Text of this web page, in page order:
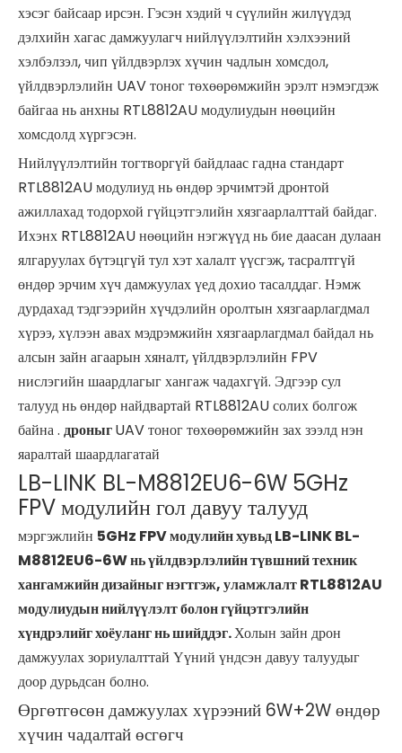
хэсэг байсаар ирсэн. Гэсэн хэдий ч сүүлийн жилүүдэд
дэлхийн хагас дамжуулагч нийлүүлэлтийн хэлхээний
хэлбэлзэл, чип үйлдвэрлэх хүчин чадлын хомсдол,
үйлдвэрлэлийн UAV тоног төхөөрөмжийн эрэлт нэмэгдэж
байгаа нь анхны RTL8812AU модулиудын нөөцийн
хомсдолд хүргэсэн.
Нийлүүлэлтийн тогтворгүй байдлаас гадна стандарт
RTL8812AU модулиуд нь өндөр эрчимтэй дронтой
ажиллахад тодорхой гүйцэтгэлийн хязгаарлалттай байдаг.
Ихэнх RTL8812AU нөөцийн нэгжүүд нь бие даасан дулаан
ялгаруулах бүтэцгүй тул хэт халалт үүсгэж, тасралтгүй
өндөр эрчим хүч дамжуулах үед дохио тасалддаг. Нэмж
дурдахад тэдгээрийн хүчдэлийн оролтын хязгаарлагдмал
хүрээ, хүлээн авах мэдрэмжийн хязгаарлагдмал байдал нь
алсын зайн агаарын хяналт, үйлдвэрлэлийн FPV
нислэгийн шаардлагыг хангаж чадахгүй. Эдгээр сул
талууд нь өндөр найдвартай RTL8812AU солих болгож
байна . дроныгUAV тоног төхөөрөмжийн зах зээлд нэн
яаралтай шаардлагатай
LB-LINK BL-M8812EU6-6W 5GHz
FPV модулийн гол давуу талууд
мэргэжлийн 5GHz FPV модулийн хувьд LB-LINK BL-
M8812EU6-6W нь үйлдвэрлэлийн түвшний техник
хангамжийн дизайныг нэгтгэж, уламжлалт RTL8812AU
модулиудын нийлүүлэлт болон гүйцэтгэлийн
хүндрэлийг хоёуланг нь шийддэг.Холын зайн дрон
дамжуулах зориулалттай Үүний үндсэн давуу талуудыг
доор дурьдсан болно.
Өргөтгөсөн дамжуулах хүрээний 6W+2W өндөр
хүчин чадалтай өсгөгч